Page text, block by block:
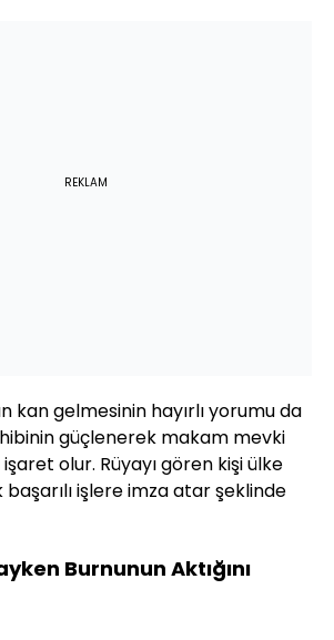
REKLAM
kan gelmesinin hayırlı yorumu da
güçlenerek makam mevki
olur. Rüyayı gören kişi ülke
başarılı işlere imza atar şeklinde
Burnunun Aktığını